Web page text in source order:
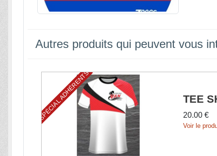
Autres produits qui peuvent vous
TEE
20.00 €
Voir le
SPÉCIAL ADHÉRENTS